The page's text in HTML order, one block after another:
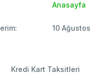
Anasayfa
10 Ağustos
Kredi Kart Taksitleri